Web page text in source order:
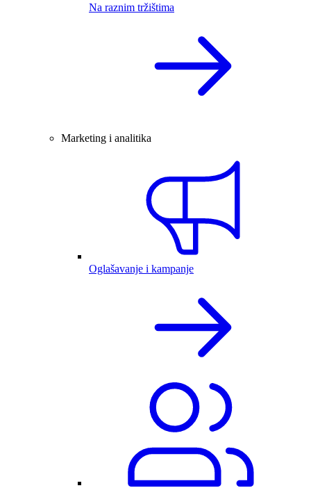
Na raznim tržištima
Marketing i analitika
Oglašavanje i kampanje